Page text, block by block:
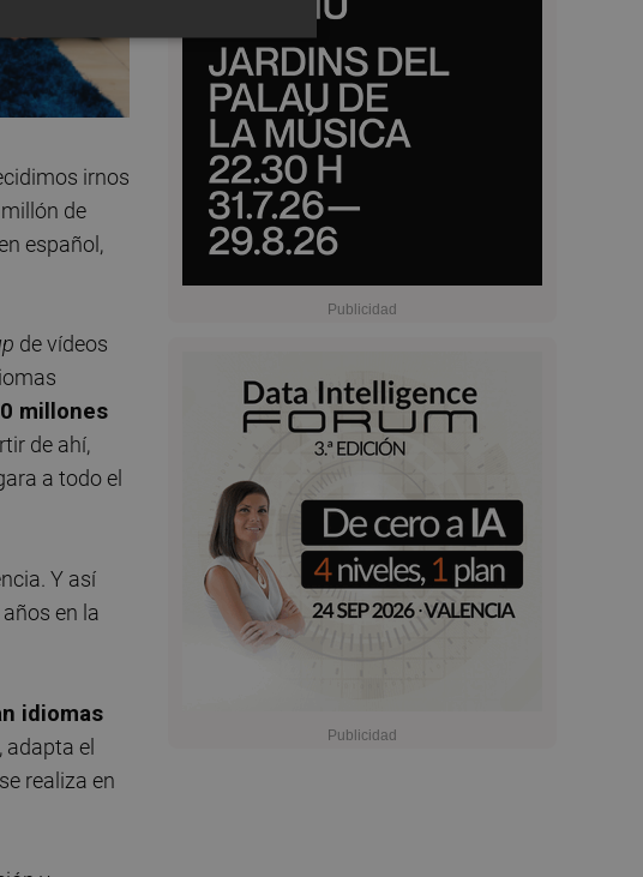
irnos
de
español,
de vídeos
millones
de ahí,
a todo el
Y así
en la
idiomas
adapta el
realiza en